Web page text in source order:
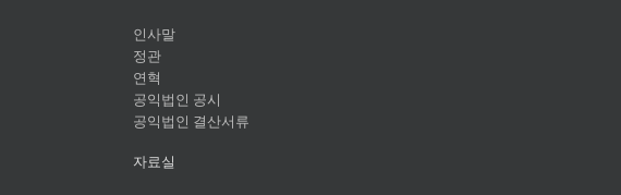
인사말
정관
연혁
공익법인 공시
공익법인 결산서류
자료실